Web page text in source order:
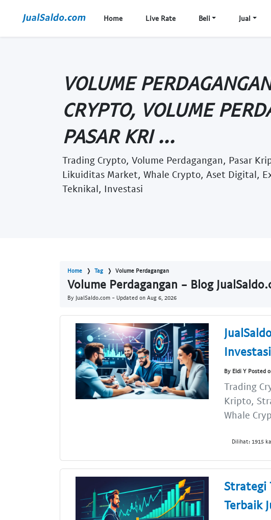
Home Live Rate Beli Jual
VOLUME
CRYPTO, VOLUME
PASAR KRI ...
Trading Crypto, Volume Perdagangan, Pasar
Likuiditas Market, Whale Crypto, Aset Digital,
Teknikal, Investasi
Home Tag Volume Perdagangan
Volume Perdagangan - Blog
By JualSaldo.com - Updated on Aug 6, 2026
By Eldi Y Posted
Trading
Kripto,
Whale
Dilihat: 1915
Strategi
Terbaik